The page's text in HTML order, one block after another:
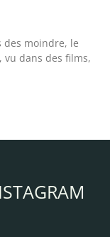
des moindre, le
vu dans des films,